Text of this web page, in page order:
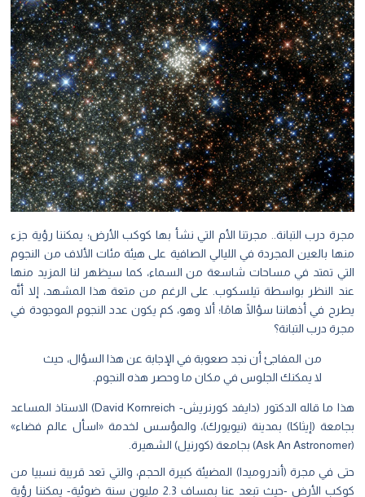
مجرة درب التبانة.. مجرتنا الأم التي نشأ بها كوكب الأرض؛ يمكننا رؤية جزء
منها بالعين المجردة في الليالي الصافية على هيئة مئات الألاف من النجوم
التي تمتد في مساحات شاسعة من السماء، كما سيظهر لنا المزيد منها
عند النظر بواسطة تيلسكوب. على الرغم من متعة هذا المشهد، إلا أنَّه
يطرح في أذهاننا سؤالًا هامًا؛ ألا وهو، كم يكون عدد النجوم الموجودة في
مجرة درب التبانة؟
من المفاجئ أن نجد صعوبة في الإجابة عن هذا السؤال، حيث
لا يمكنك الجلوس في مكان ما وحصر هذه النجوم.
هذا ما قاله الدكتور (دايفد كورنريش- David Kornreich) الاستاذ المساعد
بجامعة (إيثاكا) بمدينة (نيويورك)، والمؤسس لخدمة «اسأل عالم فضاء»
(Ask An Astronomer) بجامعة (كورنيل) الشهيرة.
حتى في مجرة (أندروميدا) المضيئة كبيرة الحجم، والتي تعد قريبة نسبيا من
كوكب الأرض -حيث تبعد عنا بمساف 2.3 مليون سنة ضوئية- يمكننا رؤية